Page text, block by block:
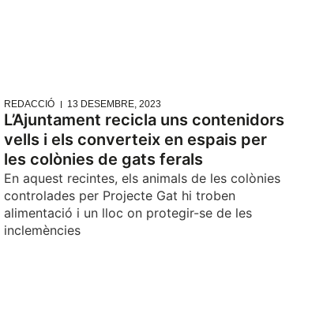
REDACCIÓ 13 DESEMBRE, 2023
L’Ajuntament recicla uns contenidors
vells i els converteix en espais per
les colònies de gats ferals
En aquest recintes, els animals de les colònies
controlades per Projecte Gat hi troben
alimentació i un lloc on protegir-se de les
inclemències